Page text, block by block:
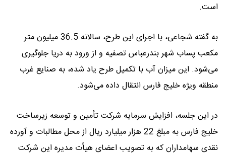
است.
به گفته شجاعی، با اجرای این طرح، سالانه 36.5 میلیون متر
مکعب پساب شهر بندرعباس تصفیه و از ورود به دریا جلوگیری
می‌شود. این میزان آب با تکمیل طرح یاد شده، به صنایع غرب
منطقه ویژه خلیج فارس انتقال داده می‌شود.
در این جلسه، افزایش سرمایه شرکت تأمین و توسعه زیرساخت
خلیج فارس به مبلغ 22 هزار میلیارد ریال از محل مطالبات و آورده
نقدی سهامداران که به تصویب اعضای هیأت مدیره این شرکت